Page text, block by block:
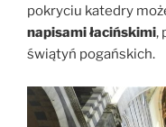
pokryciu katedry
napisami łacińskimi,
świątyń pogańskich.